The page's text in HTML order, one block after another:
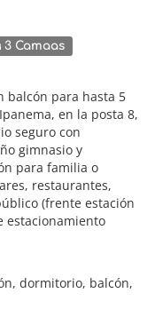
3 Camaas
balcón para hasta 5
en la posta 8,
seguro con
gimnasio y
para familia o
restaurantes,
(frente estación
estacionamiento
dormitorio, balcón,